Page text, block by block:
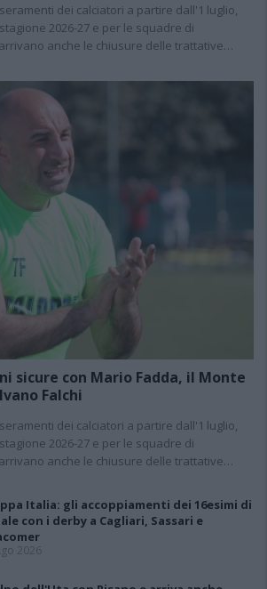
dei calciatori a partire dall'1 luglio,
2026-27 e per le squadre di
anche le chiusure delle trattative…
sicure con Mario Fadda, il Monte
Falchi
dei calciatori a partire dall'1 luglio,
2026-27 e per le squadre di
anche le chiusure delle trattative…
Italia: gli accoppiamenti dei 16esimi di
con i derby a Cagliari, Sassari e
2026